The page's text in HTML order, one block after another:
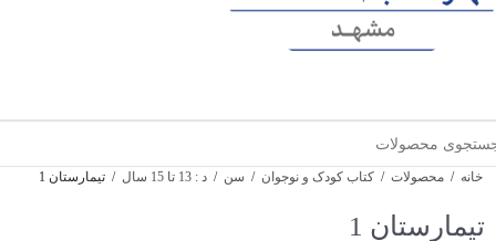
خانه / محصولات / کتاب کودک و نوجوان / سن / د : 13 تا 15 سال / تیمارستان 1
تیمارستان 1